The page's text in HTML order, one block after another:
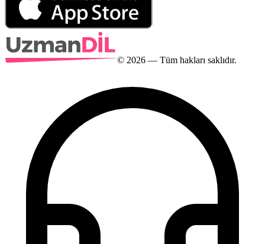
© 2026 — Tüm hakları saklıdır.